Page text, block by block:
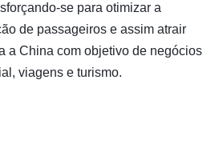
se para otimizar a
de passageiros e assim atrair
a China com objetivo de negócios
viagens e turismo.